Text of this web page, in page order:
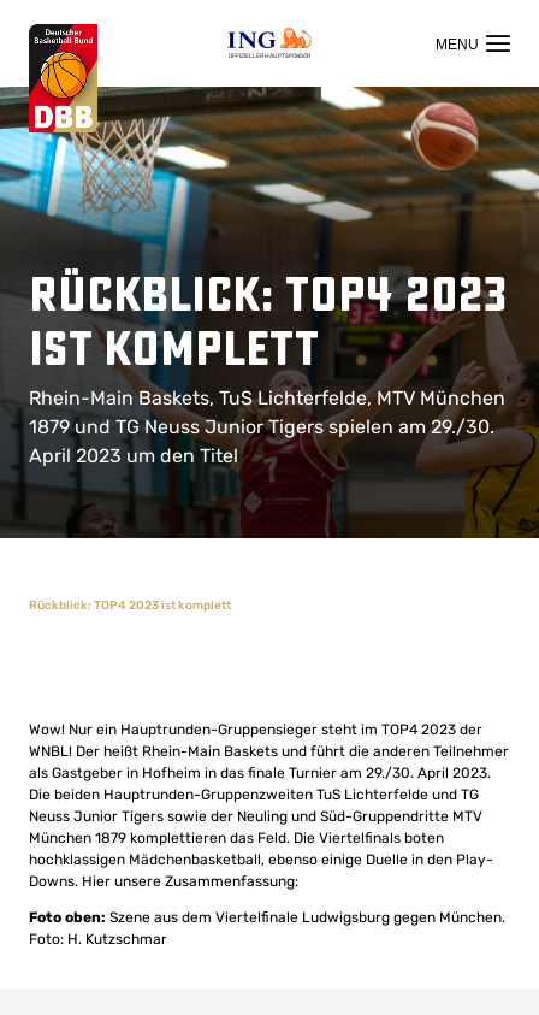
OFFIZIELLER HAUPTSPONSOR
Rückblick: TOP4 2023
ist komplett
Rhein-Main Baskets, TuS Lichterfelde, MTV München
1879 und TG Neuss Junior Tigers spielen am 29./30.
April 2023 um den Titel
Rückblick: TOP4 2023 ist komplett
Wow! Nur ein Hauptrunden-Gruppensieger steht im TOP4 2023 der
WNBL! Der heißt Rhein-Main Baskets und führt die anderen Teilnehmer
als Gastgeber in Hofheim in das finale Turnier am 29./30. April 2023.
Die beiden Hauptrunden-Gruppenzweiten TuS Lichterfelde und TG
Neuss Junior Tigers sowie der Neuling und Süd-Gruppendritte MTV
München 1879 komplettieren das Feld. Die Viertelfinals boten
hochklassigen Mädchenbasketball, ebenso einige Duelle in den Play-
Downs. Hier unsere Zusammenfassung:
Foto oben: Szene aus dem Viertelfinale Ludwigsburg gegen München.
Foto: H. Kutzschmar